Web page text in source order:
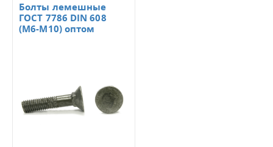
Болты лемешные
ГОСТ 7786 DIN 608
(М6-М10) оптом